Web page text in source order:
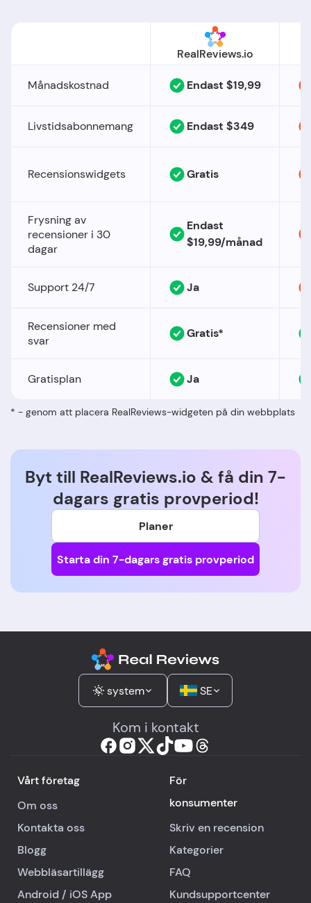
RealReviews.io
Månadskostnad Endast $19,99
Livstidsabonnemang Endast $349
Recensionswidgets Gratis
Frysning av
recensioner i 30
dagar
Endast
$19,99/månad
Support 24/7 Ja
Recensioner med
svar
Gratis*
Gratisplan Ja
* - genom att placera RealReviews-widgeten på din webbplats
Byt till RealReviews.io & få din 7-
dagars gratis provperiod!
Planer
Starta din 7-dagars gratis provperiod
system SE
Kom i kontakt
Vårt företag
Om oss
Kontakta oss
Blogg
Webbläsartillägg
Android / iOSApp
För
konsumenter
Skriv en recension
Kategorier
FAQ
Kundsupportcenter